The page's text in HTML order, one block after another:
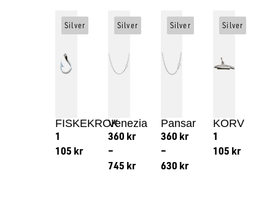
FISKEKROK
1
105 kr
Silver
Venezia
360 kr
–
745 kr
Silver
Pansar
360 kr
–
630 kr
Silver
KORV
1
105 kr
Silver